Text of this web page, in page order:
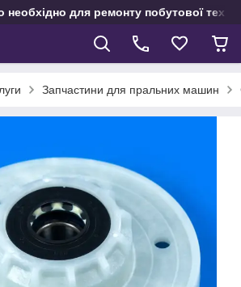
для ремонту побутової
Запчастини для пральних машин